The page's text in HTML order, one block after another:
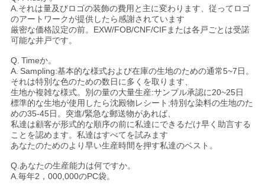
A. それは量及びロゴの装飾の費用と主に変わります
従ってロゴ
のアートワークが提供したら感謝されています
厳密な価格設定の前。EXW/FOB/CNF/CIFまたは各戸ごとは受諾
可能な井戸です。
Q. Timeか。
A. Sampling:基本的な様式および在庫の生地のための通常5~7日。
それは特別な色のための数日に多くを取ります、
生地か複雑な様式。別の量の大量生産:サンプル承認に20~25日
標準的な生地が使用したら沈殿物レシート;特別な染料の生地のた
めの35-45日。突進/緊急な郵送物があれば、
私達は顧客が形式的な順序の前に私達にできるだけ早く助言する
ことを認めます。私達はすべてを試みます
あなたのためのより早い生産時間を押す私達のベスト。
Q. あなたの生産能力は何ですか。
A. 毎年2，000,000のPC袋。